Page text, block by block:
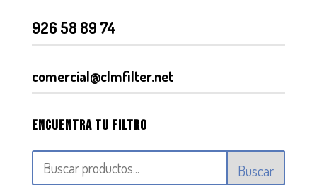
926 58 89 74
comercial@clmfilter.net
Encuentra tu filtro
Buscar